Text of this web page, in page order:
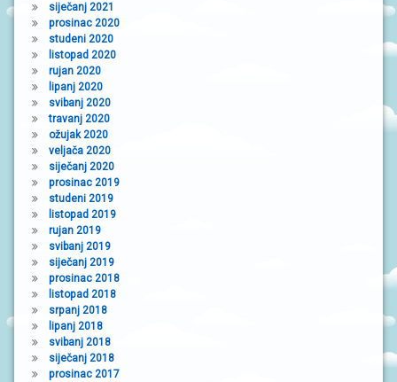
siječanj 2021
prosinac 2020
studeni 2020
listopad 2020
rujan 2020
lipanj 2020
svibanj 2020
travanj 2020
ožujak 2020
veljača 2020
siječanj 2020
prosinac 2019
studeni 2019
listopad 2019
rujan 2019
svibanj 2019
siječanj 2019
prosinac 2018
listopad 2018
srpanj 2018
lipanj 2018
svibanj 2018
siječanj 2018
prosinac 2017